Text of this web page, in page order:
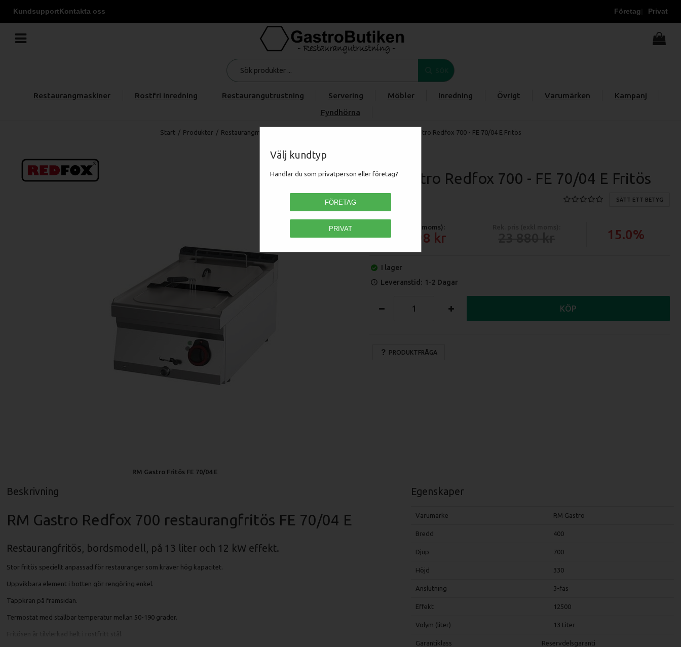
KundsupportKontakta oss Företag Privat
Välj kundtyp
Handlar du som privatperson eller företag?
FÖRETAG
PRIVAT
Restaurangmaskiner Rostfri inredning Restaurangutrustning Servering Möbler Inredning Övrigt Varumärken
Kampanj
Fyndhörna
Start / Produkter / Restaurangmaskiner RM Gastro Redfox 700 - FE 70/04 E Fritös
RM Gastro Fritös FE 70/04 E
RM Gastro Redfox 700 - FE 70/04 E Fritös
SÄTT ETT BETYG
Pris (exkl moms):
20 298 15.0%
I lager
Leveranstid: 1-2 Dagar
PRODUKTFRÅGA
KÖP
Beskrivning
RM Gastro Redfox 700 restaurangfritös FE 70/04 E
Restaurangfritös, bordsmodell, på 13 liter och 12 kW effekt.
Stor fritös speciellt anpassad för restauranger som kräver hög kapacitet.
Uppvikbara element i botten gör rengöring enkel.
Tappkran på framsidan.
Termostat med ställbar temperatur mellan 50-190 grader.
Fritösen är tilvlerkad helt i rostfritt stål.
Egenskaper
Varumärke RM Gastro
Bredd 400
Djup 700
Höjd 330
Anslutning 3-fas
Effekt 12500
Volym (liter) 13 Liter
Garantiklass Reservdelsgaranti